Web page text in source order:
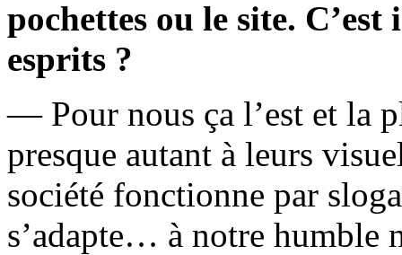
pochettes ou le site.
esprits ?
— Pour nous ça l’est et la
presque autant à leurs
société fonctionne par
s’adapte… à notre